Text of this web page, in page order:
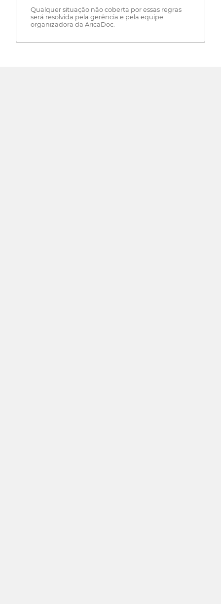
Qualquer situação não coberta por essas regras
será resolvida pela gerência e pela equipe
organizadora da AricaDoc.